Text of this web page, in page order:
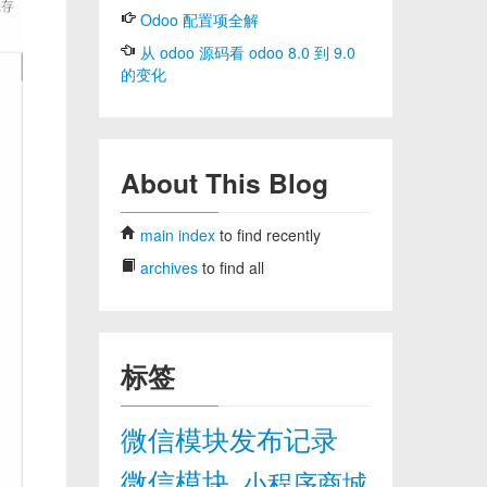
Odoo 配置项全解
从 odoo 源码看 odoo 8.0 到 9.0
的变化
About This Blog
main index to find recently
archives to find all
标签
微信模块发布记录